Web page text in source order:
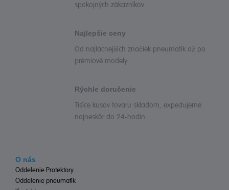
spokojných zákazníkov.
Najlepšie ceny
Od najlacnejších značiek pneumatík až po
prémiové modely.
Rýchle doručenie
Tisíce kusov tovaru skladom, expedujeme
najneskôr do 24-hodín.
O nás
Oddelenie Protektory
Oddelenie pneumatík